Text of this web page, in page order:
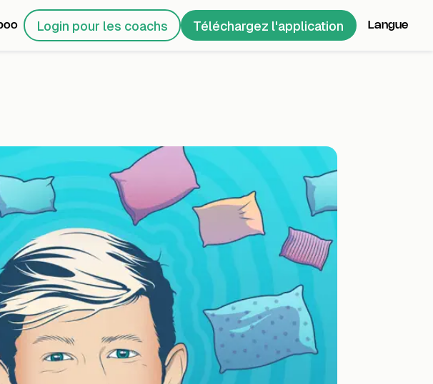
Login pour les coachs Téléchargez l'application Langue